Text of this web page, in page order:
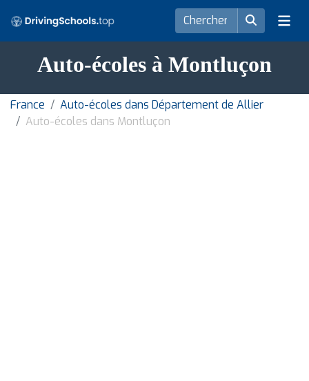
Auto-écoles à Montluçon
France
Auto-écoles dans Département de Allier
Auto-écoles dans Montluçon